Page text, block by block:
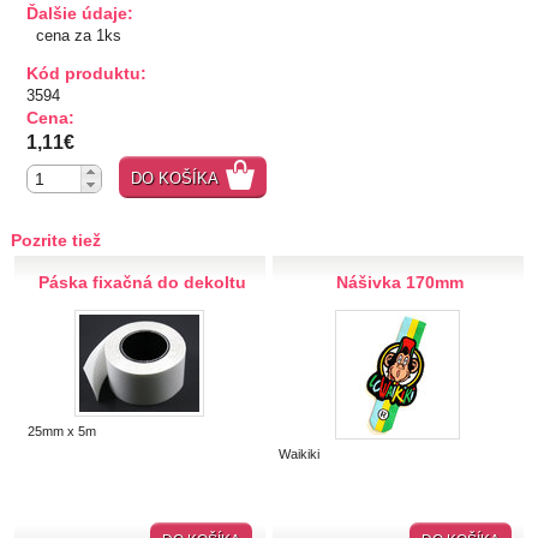
TIPY NA DARČEKY
Zľavnené
Aplikácie
Kovové, plastové
"Pyramídky"
Prišívacie
Šróbovacie
Navliekacie
Oči, nos,tvár
Kvetinky
Ďalšie údaje:
cena za 1ks
Kód produktu:
3594
Cena:
1,11€
DO KOŠÍKA
Pozrite tiež
Páska fixačná do dekoltu
25mm x 5m
Nášivka 170mm
Waikiki